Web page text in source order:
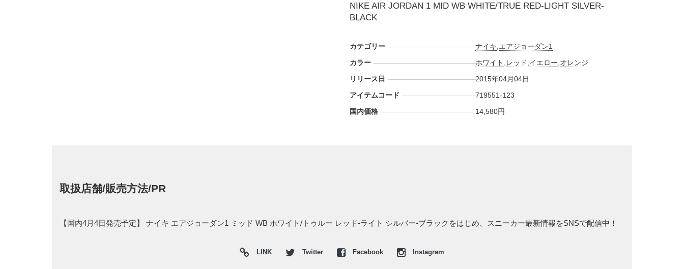
NIKE AIR JORDAN 1 MID WB WHITE/TRUE RED-LIGHT SILVER-
BLACK
カテゴリー ナイキ エアジョーダン1
カラー
ホワイト レッド イエロー オレンジ
リリース日
2015年04月04日
アイテムコード
719551-123
国内価格
14,580円
取扱店舗/販売方法/PR
【国内4月4日発売予定】 ナイキ エアジョーダン1 ミッド WB ホワイト/トゥルー レッド-ライト シルバー-ブラックをはじめ、スニーカー最新情報をSNSで配信中！
LINK Twitter Facebook Instagram